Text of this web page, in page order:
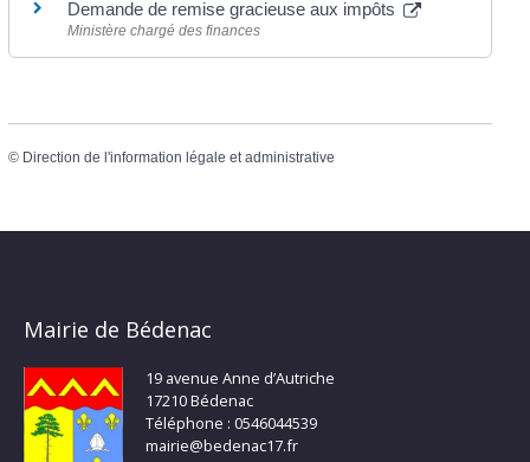
Demande de remise gracieuse aux impôts
Ministère chargé des finances
© Direction de l'information légale et administrative
Mairie de Bédenac
19 avenue Anne d’Autriche
17210 Bédenac
Téléphone : 0546044539
mairie@bedenac17.fr